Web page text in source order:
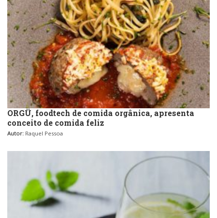
ORGÜ, foodtech de comida orgânica, apresenta
conceito de comida feliz
Autor: Raquel Pessoa